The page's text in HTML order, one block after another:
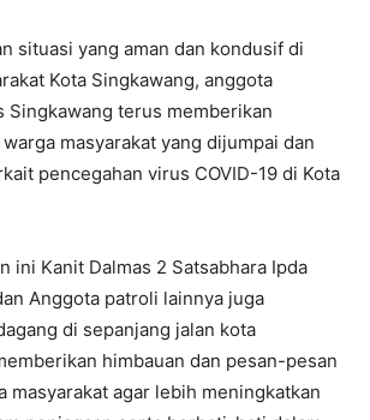
situasi yang aman dan kondusif di
Kota Singkawang, anggota
Singkawang terus memberikan
masyarakat yang dijumpai dan
pencegahan virus COVID-19 di Kota
ini Kanit Dalmas 2 Satsabhara Ipda
Anggota patroli lainnya juga
di sepanjang jalan kota
himbauan dan pesan-pesan
masyarakat agar lebih meningkatkan